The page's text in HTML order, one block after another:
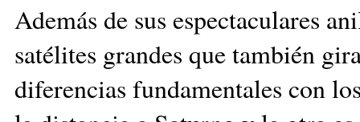
Además de sus espectaculares
satélites grandes que también
diferencias fundamentales con